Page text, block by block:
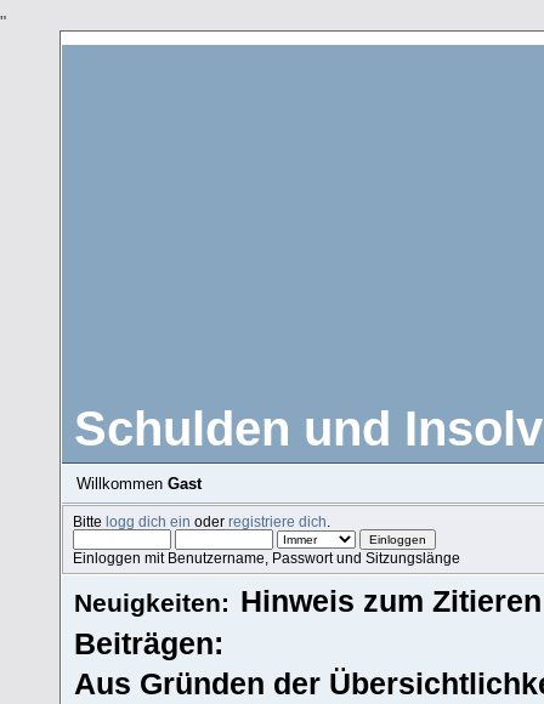
"
Schulden und
Willkommen Gast
Bittelogg dich ein oderregistriere dich
Einloggen mit Benutzername, Passwort und Sitzungslänge
Neuigkeiten: Hinweis zum
Beiträgen:
Aus Gründen der